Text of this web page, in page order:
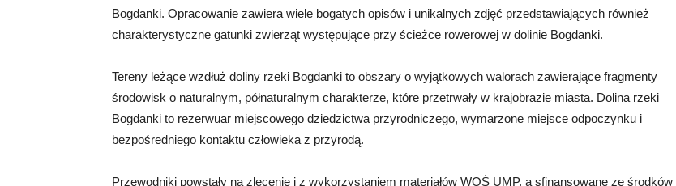
Bogdanki. Opracowanie zawiera wiele bogatych opisów i unikalnych zdjęć przedstawiających również
charakterystyczne gatunki zwierząt występujące przy ścieżce rowerowej w dolinie Bogdanki.
Tereny leżące wzdłuż doliny rzeki Bogdanki to obszary o wyjątkowych walorach zawierające fragmenty
środowisk o naturalnym, półnaturalnym charakterze, które przetrwały w krajobrazie miasta. Dolina rzeki
Bogdanki to rezerwuar miejscowego dziedzictwa przyrodniczego, wymarzone miejsce odpoczynku i
bezpośredniego kontaktu człowieka z przyrodą.
Przewodniki powstały na zlecenie i z wykorzystaniem materiałów WOŚ UMP, a sfinansowane ze środków